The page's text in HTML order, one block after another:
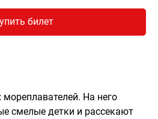
билет
На него
смелые детки и рассекают